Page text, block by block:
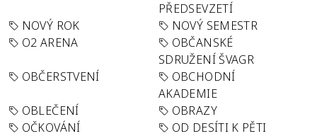
PŘEDSEVZETÍ
NOVÝ ROK
NOVÝ SEMESTR
O2 ARENA
OBČANSKÉ
SDRUŽENÍ ŠVAGR
OBČERSTVENÍ
OBCHODNÍ
AKADEMIE
OBLEČENÍ
OBRAZY
OČKOVÁNÍ
OD DESÍTI K PĚTI